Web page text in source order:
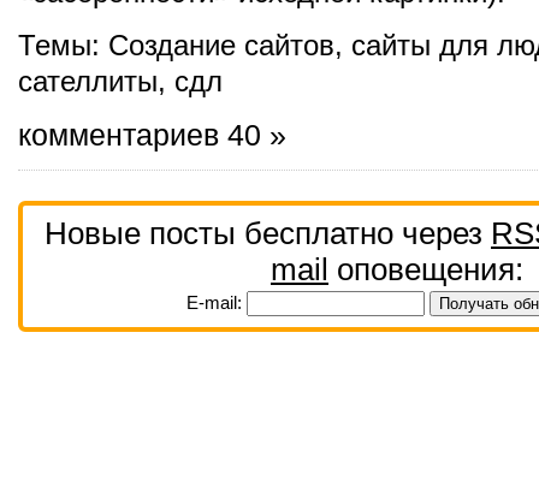
Темы: Создание сайтов, сайты для
сателлиты, сдл
комментариев 40 »
Новые посты бесплатно через
mail оповещения:
E-mail: